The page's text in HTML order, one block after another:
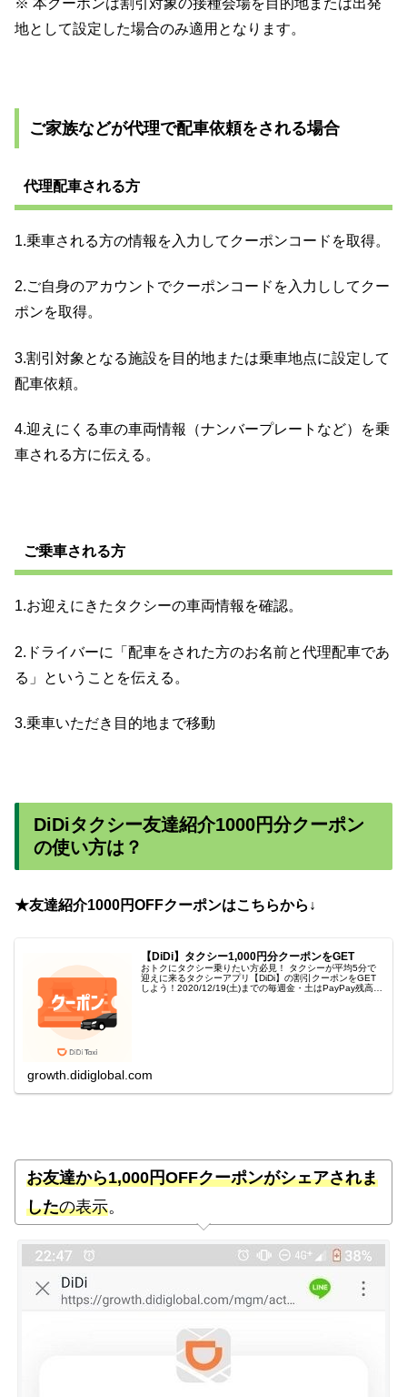
※ 本クーポンは割引対象の接種会場を目的地または出発
地として設定した場合のみ適用となります。
ご家族などが代理で配車依頼をされる場合
代理配車される方
1.乗車される方の情報を入力してクーポンコードを取得。
2.ご自身のアカウントでクーポンコードを入力ししてクー
ポンを取得。
3.割引対象となる施設を目的地または乗車地点に設定して
配車依頼。
4.迎えにくる車の車両情報（ナンバープレートなど）を乗
車される方に伝える。
ご乗車される方
1.お迎えにきたタクシーの車両情報を確認。
2.ドライバーに
「配車をされた方のお名前と代理配車であ
る」ということを伝える。
3.乗車いただき目的地まで移動
DiDiタクシー友達紹介1000円分クーポン
の使い方は？
★友達紹介1000円OFFクーポンはこちらから↓
【DiDi】タクシー1,000円分クーポンをGET
おトクにタクシー乗りたい方必見！ タクシーが平均5分で
迎えに来るタクシーアプリ【DiDi】の割引クーポンをGET
しよう！2020/12/19(土)までの毎週金・土はPayPay残高決
growth.didiglobal.com
お友達から1,000円OFFクーポンがシェアされま
したの表示。